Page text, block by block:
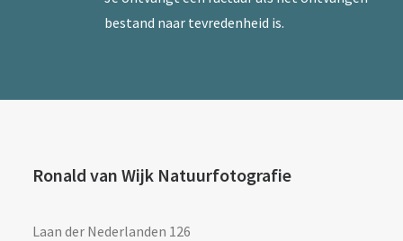
bestand naar tevredenheid is.
Ronald van Wijk Natuurfotografie
Laan der Nederlanden 126